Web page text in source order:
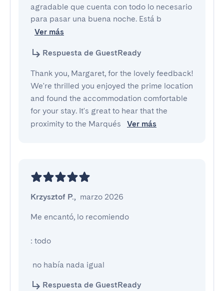
agradable que cuenta con todo lo necesario
para pasar una buena noche. Está b
Ver más
Respuesta de GuestReady
Thank you, Margaret, for the lovely feedback!
We're thrilled you enjoyed the prime location
and found the accommodation comfortable
for your stay. It's great to hear that the
proximity to the Marqués
Ver más
Krzysztof P., marzo 2026
Me encantó, lo recomiendo
: todo
no había nada igual
Respuesta de GuestReady